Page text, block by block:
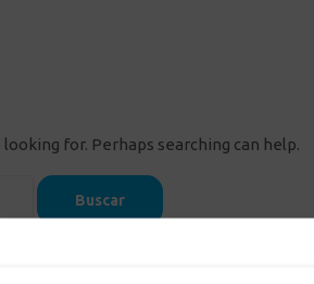
for. Perhaps searching can help.